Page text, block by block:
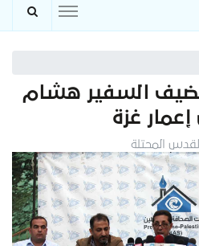
السفير هشام
غزة